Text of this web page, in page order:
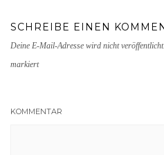
SCHREIBE EINEN
Deine E-Mail-Adresse wird nicht veröffentlicht.
markiert
KOMMENTAR